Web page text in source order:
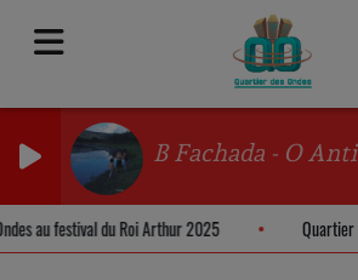
B Fachada - O
Ondes au festival du Roi Arthur 2025